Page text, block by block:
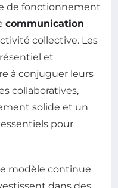
de fonctionnement
communication
collective. Les
et
à conjuguer leurs
collaboratives,
solide et un
pour
modèle continue